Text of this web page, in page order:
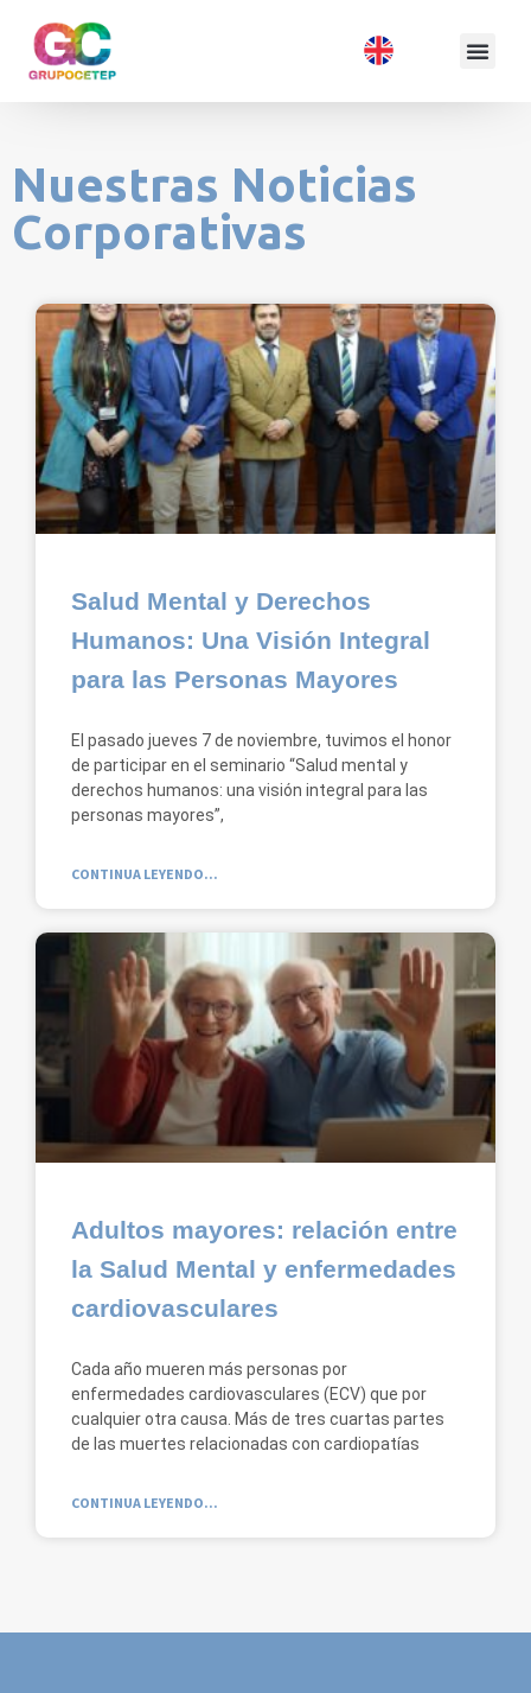
Nuestras Noticias
Corporativas
Salud Mental y Derechos
Humanos: Una Visión Integral
para las Personas Mayores
El pasado jueves 7 de noviembre, tuvimos el honor
de participar en el seminario “Salud mental y
derechos humanos: una visión integral para las
personas mayores”,
CONTINUA LEYENDO...
Adultos mayores: relación entre
la Salud Mental y enfermedades
cardiovasculares
Cada año mueren más personas por
enfermedades cardiovasculares (ECV) que por
cualquier otra causa. Más de tres cuartas partes
de las muertes relacionadas con cardiopatías
CONTINUA LEYENDO...